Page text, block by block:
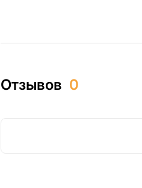
Отзывов 0